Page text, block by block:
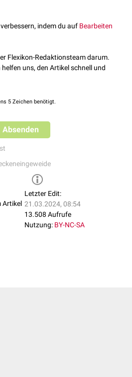
der Zielgeraden: Das
indem du auf Bearbeiten
Flexikon-Redaktionsteam darum.
uns, den Artikel schnell und
5 Zeichen benötigt.
Absenden
Artikel
Letzter Edit:
21.03.2024, 08:54
13.508 Aufrufe
Nutzung: BY-NC-SA